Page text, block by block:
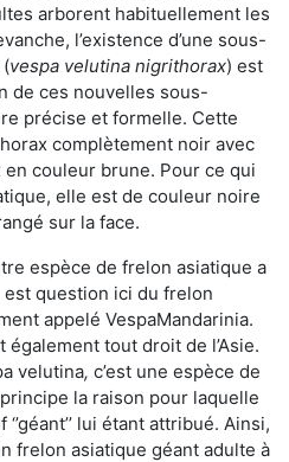
arborent habituellement les
l’existence d’une sous-
vespa velutina nigrithorax) est
de ces nouvelles sous-
précise et formelle. Cette
complètement noir avec
couleur brune. Pour ce qui
elle est de couleur noire
sur la face.
espèce de frelon asiatique a
question ici du frelon
appelé VespaMandarinia.
tout droit de l’Asie.
velutina, c’est une espèce de
la raison pour laquelle
lui étant attribué. Ainsi,
frelon asiatique géant adulte à